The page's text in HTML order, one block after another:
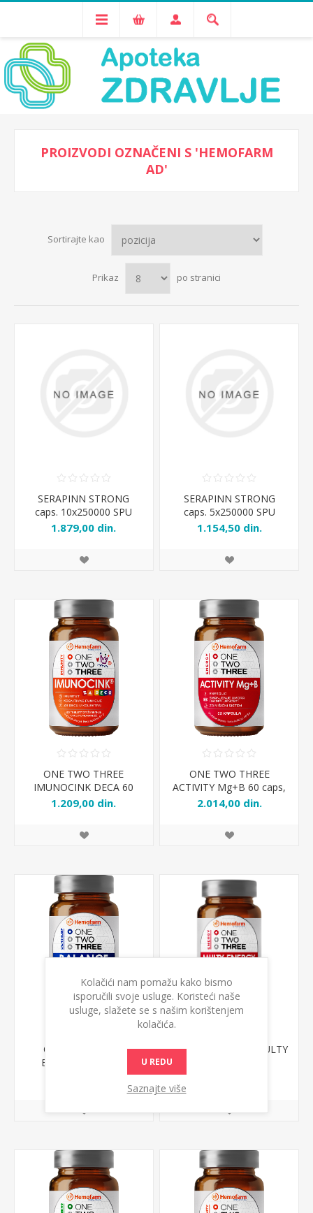
PROIZVODI OZNAČENI S 'HEMOFARM
AD'
Sortirajte kao
Prikaz po stranici
SERAPINN STRONG
caps. 10x250000 SPU
1.879,00 din.
SERAPINN STRONG
caps. 5x250000 SPU
1.154,50 din.
ONE TWO THREE
IMUNOCINK DECA 60
tabl.
1.209,00 din.
ONE TWO THREE
ACTIVITY Mg+B 60 caps,
2.014,00 din.
ONE TWO THREE
BALANCE 30 caps.
ONE TWO THREE MULTY
Kolačići nam pomažu kako bismo
isporučili svoje usluge. Koristeći naše
usluge, slažete se s našim korištenjem
kolačića.
U REDU
Saznajte više